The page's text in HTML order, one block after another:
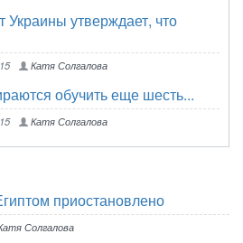
Украины утверждает, что
Катя Солгалова
обучить еще шесть...
Катя Солгалова
приостановлено
Солгалова